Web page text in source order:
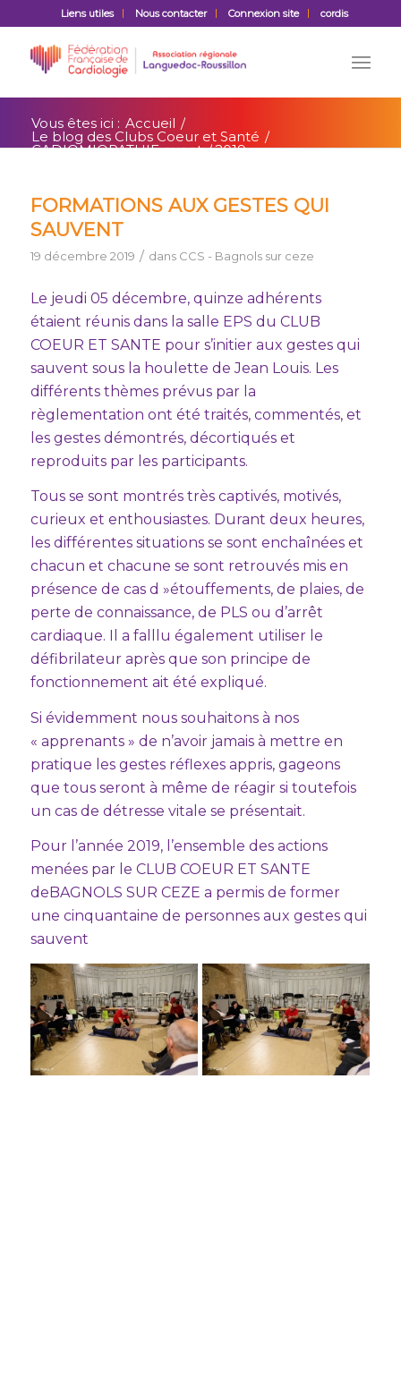
Liens utiles Nous contacter Connexion site cordis
Vous êtes ici : Accueil /
Le blog des Clubs Coeur et Santé /
CADIOMIOPATHIE event /2019
FORMATIONS AUX GESTES QUI
SAUVENT
19 décembre 2019 / dans CCS - Bagnols sur ceze
Le jeudi 05 décembre, quinze adhérents
étaient réunis dans la salle EPS du CLUB
COEUR ET SANTE pour s’initier aux gestes qui
sauvent sous la houlette de Jean Louis. Les
différents thèmes prévus par la
règlementation ont été traités, commentés, et
les gestes démontrés, décortiqués et
reproduits par les participants.
Tous se sont montrés très captivés, motivés,
curieux et enthousiastes. Durant deux heures,
les différentes situations se sont enchaînées et
chacun et chacune se sont retrouvés mis en
présence de cas d »étouffements, de plaies, de
perte de connaissance, de PLS ou d’arrêt
cardiaque. Il a falllu également utiliser le
défibrilateur après que son principe de
fonctionnement ait été expliqué.
Si évidemment nous souhaitons à nos
« apprenants » de n’avoir jamais à mettre en
pratique les gestes réflexes appris, gageons
que tous seront à même de réagir si toutefois
un cas de détresse vitale se présentait.
Pour l’année 2019, l’ensemble des actions
menées par le CLUB COEUR ET SANTE
deBAGNOLS SUR CEZE a permis de former
une cinquantaine de personnes aux gestes qui
sauvent